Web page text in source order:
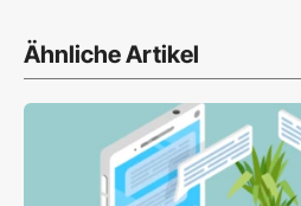
Ähnliche Artikel